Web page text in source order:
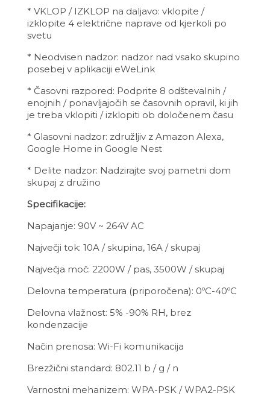
* VKLOP / IZKLOP na daljavo: vklopite /
izklopite 4 električne naprave od kjerkoli po
svetu
* Neodvisen nadzor: nadzor nad vsako skupino
posebej v aplikaciji eWeLink
* Časovni razpored: Podprite 8 odštevalnih /
enojnih / ponavljajočih se časovnih opravil, ki jih
je treba vklopiti / izklopiti ob določenem času
* Glasovni nadzor: združljiv z Amazon Alexa,
Google Home in Google Nest
* Delite nadzor: Nadzirajte svoj pametni dom
skupaj z družino
Specifikacije:
Napajanje: 90V ~ 264V AC
Največji tok: 10A / skupina, 16A / skupaj
Največja moč: 2200W / pas, 3500W / skupaj
Delovna temperatura (priporočena): 0ºC-40ºC
Delovna vlažnost: 5% -90% RH, brez
kondenzacije
Način prenosa: Wi-Fi komunikacija
Brezžični standard: 802.11 b / g / n
Varnostni mehanizem: WPA-PSK / WPA2-PSK